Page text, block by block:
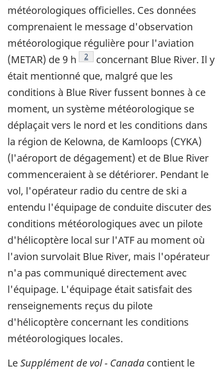
météorologiques officielles. Ces données
comprenaient le message d'observation
météorologique régulière pour l'aviation
(METAR) de 9 h
Note de bas de page
2
concernant Blue River. Il y
était mentionné que, malgré que les
conditions à Blue River fussent bonnes à ce
moment, un système météorologique se
déplaçait vers le nord et les conditions dans
la région de Kelowna, de Kamloops (CYKA)
(l'aéroport de dégagement) et de Blue River
commenceraient à se détériorer. Pendant le
vol, l'opérateur radio du centre de ski a
entendu l'équipage de conduite discuter des
conditions météorologiques avec un pilote
d'hélicoptère local sur l'ATF au moment où
l'avion survolait Blue River, mais l'opérateur
n'a pas communiqué directement avec
l'équipage. L'équipage était satisfait des
renseignements reçus du pilote
d'hélicoptère concernant les conditions
météorologiques locales.
LeSupplément de vol - Canada contient le